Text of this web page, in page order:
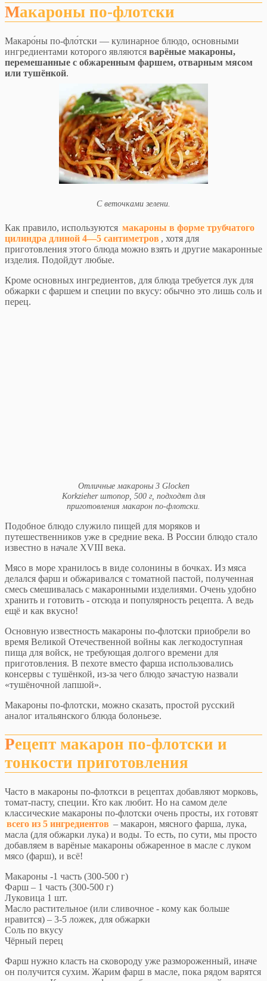
Макароны по-флотски
Макаро́ны по-фло́тски — кулинарное блюдо, основными
ингредиентами которого являются варёные макароны,
перемешанные с обжаренным фаршем, отварным мясом
или тушёнкой.
С веточками зелени.
Как правило, используются макароны в форме трубчатого
цилиндра длиной 4—5 сантиметров , хотя для
приготовления этого блюда можно взять и другие макаронные
изделия. Подойдут любые.
Кроме основных ингредиентов, для блюда требуется лук для
обжарки с фаршем и специи по вкусу: обычно это лишь соль и
перец.
Отличные макароны 3 Glocken
Korkzieher штопор, 500 г, подходят для
приготовления макарон по-флотски.
Подобное блюдо служило пищей для моряков и
путешественников уже в средние века. В России блюдо стало
известно в начале XVIII века.
Мясо в море хранилось в виде солонины в бочках. Из мяса
делался фарш и обжаривался с томатной пастой, полученная
смесь смешивалась с макаронными изделиями. Очень удобно
хранить и готовить - отсюда и популярность рецепта. А ведь
ещё и как вкусно!
Основную известность макароны по-флотски приобрели во
время Великой Отечественной войны как легкодоступная
пища для войск, не требующая долгого времени для
приготовления. В пехоте вместо фарша использовались
консервы с тушёнкой, из-за чего блюдо зачастую назвали
«тушёночной лапшой».
Макароны по-флотски, можно сказать, простой русский
аналог итальянского блюда болоньезе.
Рецепт макарон по-флотски и
тонкости приготовления
Часто в макароны по-флоткси в рецептах добавляют морковь,
томат-пасту, специи. Кто как любит. Но на самом деле
классические макароны по-флотски очень просты, их готовят
всего из 5 ингредиентов – макарон, мясного фарша, лука,
масла (для обжарки лука) и воды. То есть, по сути, мы просто
добавляем в варёные макароны обжаренное в масле с луком
мясо (фарш), и всё!
Макароны -1 часть (300-500 г)
Фарш – 1 часть (300-500 г)
Луковица 1 шт.
Масло растительное (или сливочное - кому как больше
нравится) – 3-5 ложек, для обжарки
Соль по вкусу
Чёрный перец
Фарш нужно класть на сковороду уже размороженный, иначе
он получится сухим. Жарим фарш в масле, пока рядом варятся